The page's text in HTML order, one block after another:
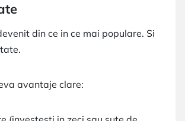
din ce in ce mai populare. Si
avantaje clare: